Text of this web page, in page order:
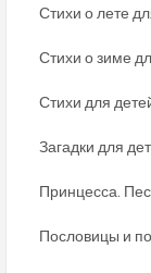
Стихи о лете
Стихи о зиме
Стихи для
Загадки для
Принцесса.
Пословицы и